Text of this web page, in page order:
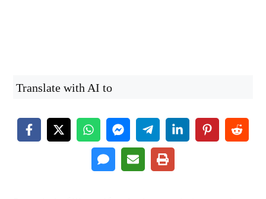
Translate with AI to